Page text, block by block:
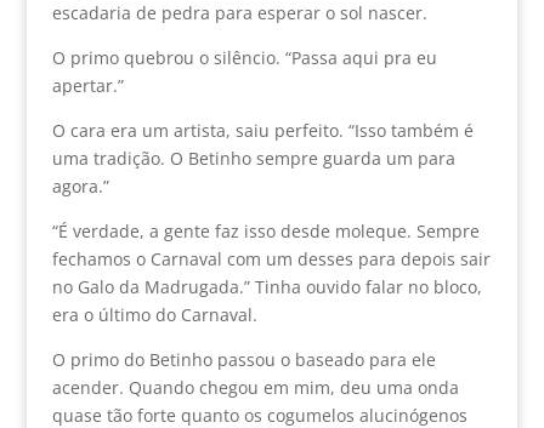
escadaria de pedra para esperar o sol nascer.
O primo quebrou o silêncio. “Passa aqui pra eu
apertar.”
O cara era um artista, saiu perfeito. “Isso também é
uma tradição. O Betinho sempre guarda um para
agora.”
“É verdade, a gente faz isso desde moleque. Sempre
fechamos o Carnaval com um desses para depois sair
no Galo da Madrugada.” Tinha ouvido falar no bloco,
era o último do Carnaval.
O primo do Betinho passou o baseado para ele
acender. Quando chegou em mim, deu uma onda
quase tão forte quanto os cogumelos alucinógenos